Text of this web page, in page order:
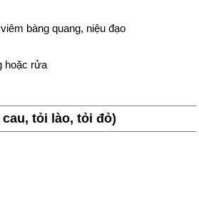
bàng quang, niệu đạo
hoặc rửa
tỏi lào, tỏi đỏ)